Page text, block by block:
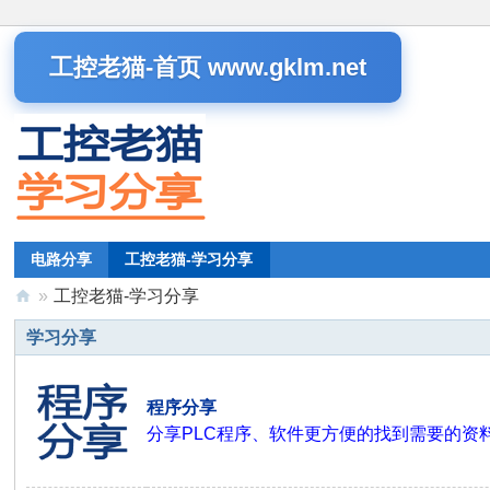
工控老猫-首页 www.gklm.net
电路分享 工控老猫-学习分享
工
控
学
» 工控老猫-学习分享
学习分享
程序分享
分享PLC程序、软件更方便的找到需要的资